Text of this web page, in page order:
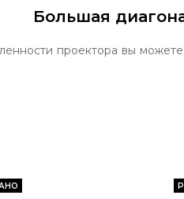
Большая
проектора вы